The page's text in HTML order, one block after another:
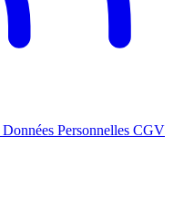
Données Personnelles CGV